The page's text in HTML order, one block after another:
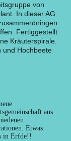
von
In dieser AG
Fertiggestellt
Kräuterspirale.
und Hochbeete
aus
Etwas
in Erfde!!